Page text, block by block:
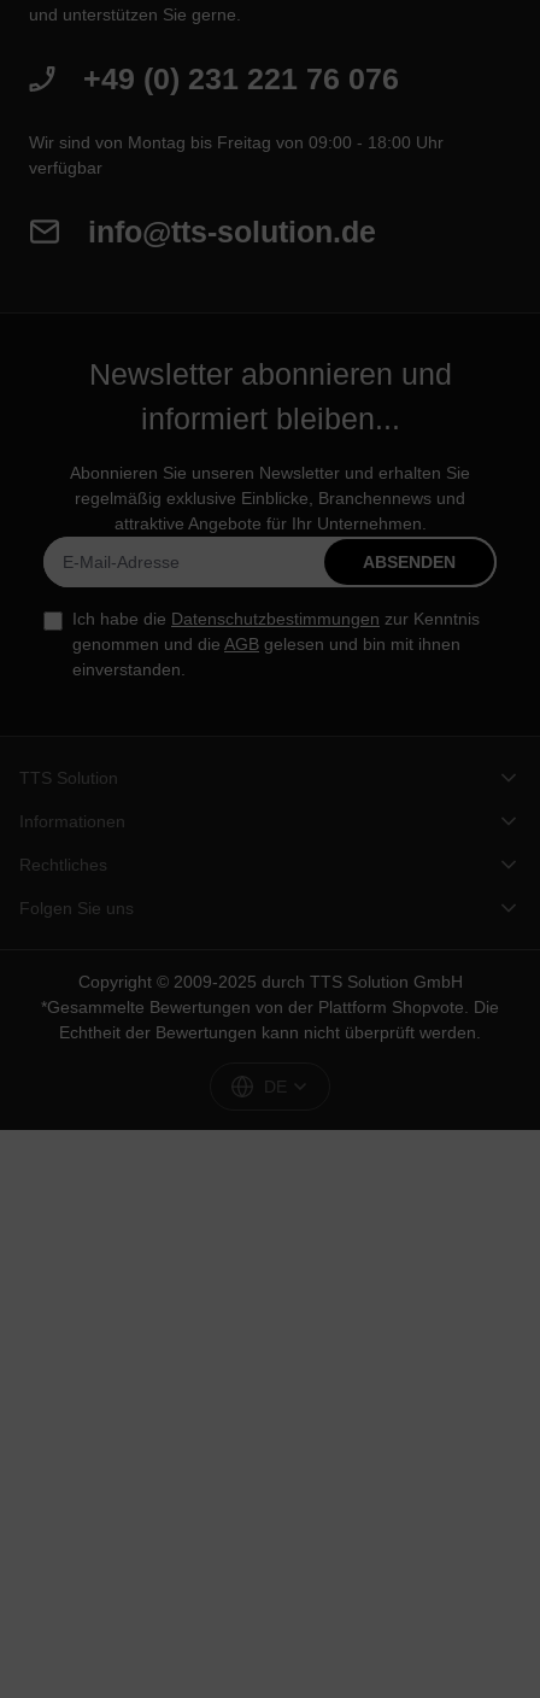
und unterstützen Sie gerne.
+49 (0) 231 221 76 076
Wir sind von Montag bis Freitag von 09:00 - 18:00 Uhr
verfügbar
info@tts-solution.de
Newsletter abonnieren und
informiert bleiben...
Abonnieren Sie unseren Newsletter und erhalten Sie
regelmäßig exklusive Einblicke, Branchennews und
attraktive Angebote für Ihr Unternehmen.
ABSENDEN
Ich habe die Datenschutzbestimmungen zur Kenntnis
genommen und die AGB gelesen und bin mit ihnen
einverstanden.
TTS Solution
Informationen
Rechtliches
Folgen Sie uns
Copyright © 2009-2025 durch TTS Solution GmbH
*Gesammelte Bewertungen von der Plattform Shopvote . Die
Echtheit der Bewertungen kann nicht überprüft werden.
DE